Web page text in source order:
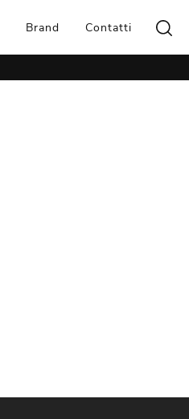
Brand Contatti